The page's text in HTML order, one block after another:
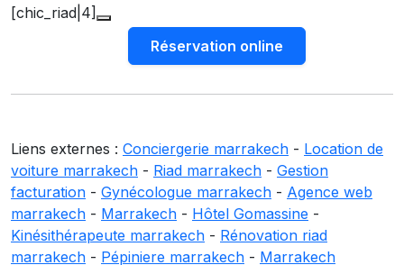
[chic_riad|4]
Réservation online
Liens externes : Conciergerie marrakech - Location de
voiture marrakech - Riad marrakech - Gestion
facturation - Gynécologue marrakech - Agence web
marrakech - Marrakech - Hôtel Gomassine -
Kinésithérapeute marrakech - Rénovation riad
marrakech - Pépiniere marrakech - Marrakech